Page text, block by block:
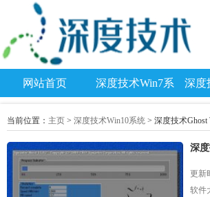
网站首页 深度技术Win7系 深度
当前位置： 主页 > 深度技术Win10系统 > 深度技术
深
更新
软件